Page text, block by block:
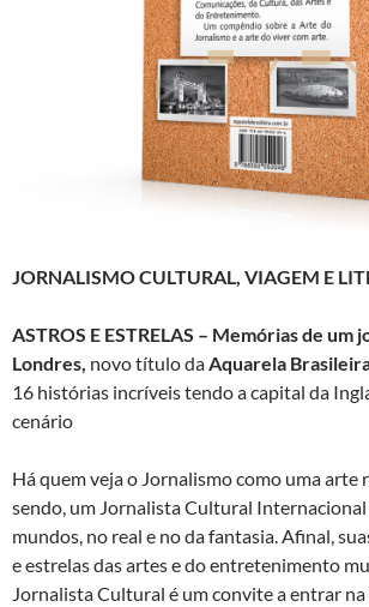
JORNALISMO CULTURAL, VIAGEM E
ASTROS E ESTRELAS – Memórias de um
Londres, novo título daAquarela
16 histórias incríveis tendo a capital da
cenário
Há quem veja o Jornalismo como uma arte
sendo, um Jornalista Cultural
mundos, no real e no da fantasia. Afinal,
e estrelas das artes e do entretenimento
Jornalista Cultural é um convite a entrar